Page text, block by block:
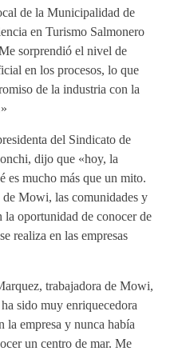
de la Municipalidad de
en Turismo Salmonero
sorprendió el nivel de
en los procesos, lo que
de la industria con la
del Sindicato de
dijo que «hoy, la
es mucho más que un mito.
Mowi, las comunidades y
la oportunidad de conocer de
realiza en las empresas
trabajadora de Mowi,
sido muy enriquecedora
la empresa y nunca había
un centro de mar. Me